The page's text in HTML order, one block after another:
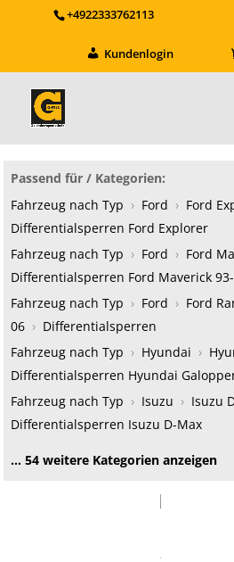
+4922333762113
Kundenlogin
Passend für / Kategorien:
Fahrzeug nach Typ › Ford › Ford
Differentialsperren Ford Explorer
Fahrzeug nach Typ › Ford › Ford
Differentialsperren Ford Maverick
Fahrzeug nach Typ › Ford › Ford
06 › Differentialsperren
Fahrzeug nach Typ › Hyundai ›
Differentialsperren Hyundai
Fahrzeug nach Typ › Isuzu › Isuzu
Differentialsperren Isuzu D-Max
… 54 weitere Kategorien anzeigen